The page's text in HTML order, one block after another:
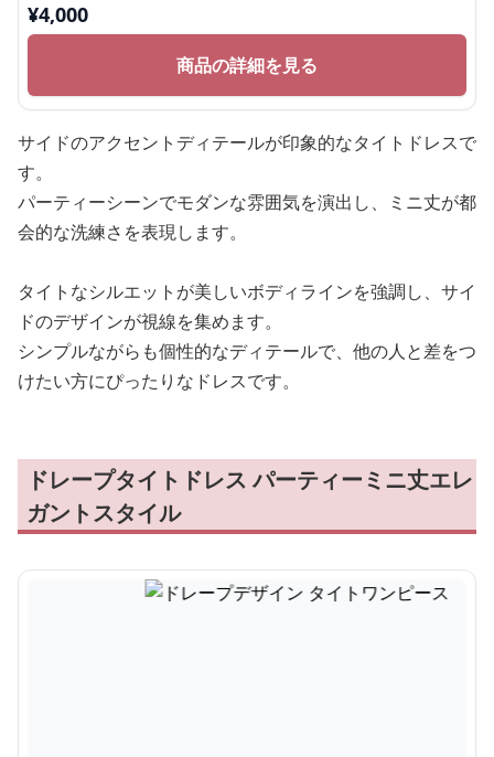
¥4,000
商品の詳細を見る
サイドのアクセントディテールが印象的なタイトドレスで
す。
パーティーシーンでモダンな雰囲気を演出し、ミニ丈が都
会的な洗練さを表現します。
タイトなシルエットが美しいボディラインを強調し、サイ
ドのデザインが視線を集めます。
シンプルながらも個性的なディテールで、他の人と差をつ
けたい方にぴったりなドレスです。
ドレープタイトドレス パーティーミニ丈エレ
ガントスタイル